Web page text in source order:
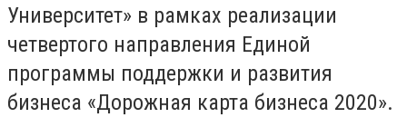
Университет» в рамках реализации
четвертого направления Единой
программы поддержки и развития
бизнеса «Дорожная карта бизнеса 2020».